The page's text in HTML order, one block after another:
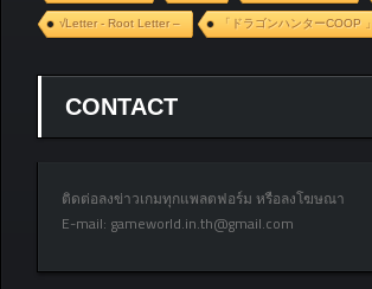
√Letter - Root Letter – 「ドラゴンハンターCOOP 」
CONTACT
ติดต่อลงข่าวเกมทุกแพลตฟอร์ม หรือลงโฆษณา
E-mail: gameworld.in.th@gmail.com